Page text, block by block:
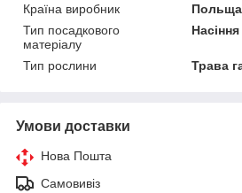
Країна виробник
Польща
Тип посадкового
матеріалу
Насіння
Тип рослини Трава
Умови доставки
Нова Пошта
Самовивіз